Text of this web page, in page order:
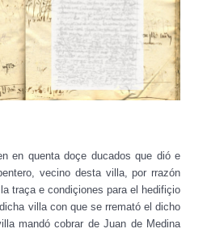
en quenta doçe ducados que dió e
vecino desta villa, por rrazón
traça e condiçiones para el hedifiçio
villa con que se rremató el dicho
mandó cobrar de Juan de Medina